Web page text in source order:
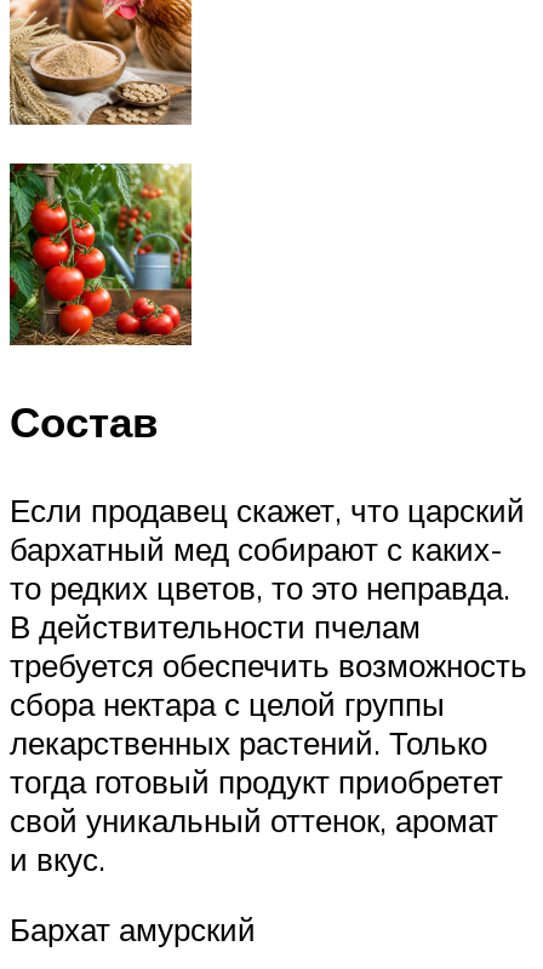
Состав
Если продавец скажет, что царский
бархатный мед собирают с каких-
то редких цветов, то это неправда.
В действительности пчелам
требуется обеспечить возможность
сбора нектара с целой группы
лекарственных растений. Только
тогда готовый продукт приобретет
свой уникальный оттенок, аромат
и вкус.
Бархат амурский